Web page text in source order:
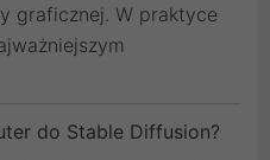
graficznej. W praktyce
do Stable Diffusion?